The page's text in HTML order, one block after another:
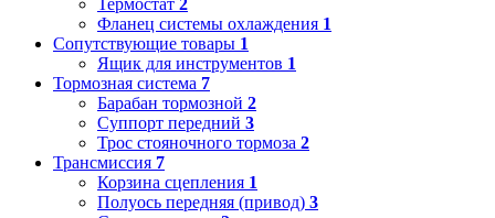
Фланец системы охлаждения 1
Сопутствующие товары 1
Ящик для инструментов 1
Тормозная система 7
Барабан тормозной 2
Суппорт передний 3
Трос стояночного тормоза 2
Трансмиссия 7
Корзина сцепления 1
Полуось передняя (привод) 3